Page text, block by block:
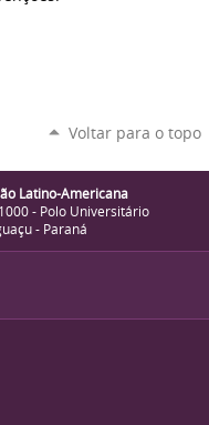
Voltar para o topo
Latino-Americana
- Polo Universitário
- Paraná